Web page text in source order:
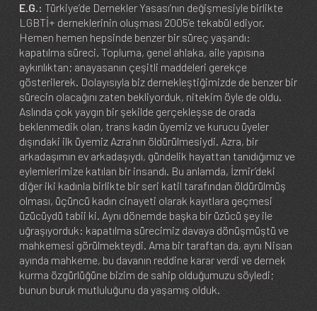
E.G.: Türkiye’de Dernekler Yasası’nın değişmesiyle birlikte
LGBTİ+ derneklerinin oluşması 2005’e tekabül ediyor.
Hemen hemen hepsinde benzer bir süreç yaşandı:
kapatılma süreci. Topluma, genel ahlaka, aile yapısına
aykırılıktan; anayasanın çeşitli maddeleri gerekçe
gösterilerek. Dolayısıyla biz dernekleştiğimizde de benzer bir
sürecin olacağını zaten bekliyorduk, nitekim öyle de oldu.
Aslında çok yaygın bir şekilde gerçekleşse de orada
beklenmedik olan, trans kadın üyemiz ve kurucu üyeler
dışındaki ilk üyemiz Azra’nın öldürülmesiydi. Azra, bir
arkadaşımın ev arkadaşıydı, gündelik hayattan tanıdığımız ve
eylemlerimize katılan bir insandı. Bu anlamda, İzmir’deki
diğer iki kadınla birlikte bir seri katil tarafından öldürülmüş
olması, üçüncü kadın cinayeti olarak kayıtlara geçmesi
üzücüydü tabii ki. Aynı dönemde başka bir üzücü şey ile
uğraşıyorduk: kapatılma sürecimiz davaya dönüşmüştü ve
mahkemesi görülmekteydi. Ama bir taraftan da, aynı Nisan
ayında mahkeme, bu davanın reddine karar verdi ve dernek
kurma özgürlüğüne bizim de sahip olduğumuzu söyledi;
bunun buruk mutluluğunu da yaşamış olduk.